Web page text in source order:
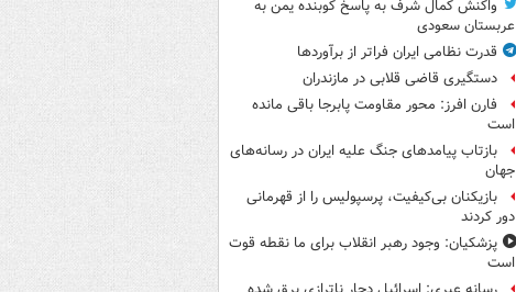
واکنش کمال شرف به پاسخ کوبنده یمن به
عربستان سعودی
قدرت نظامی ایران فراتر از برآوردها
دستگیری قاضی قلابی در مازندران
فارن افرز: محور مقاومت پابرجا باقی مانده
است
بازتاب پیامدهای جنگ علیه ایران در رسانه‌های
جهان
بازیکنان بی‌کیفیت، پرسپولیس را از قهرمانی
دور کردند
پزشکیان: وجود رهبر انقلاب برای ما نقطه قوت
است